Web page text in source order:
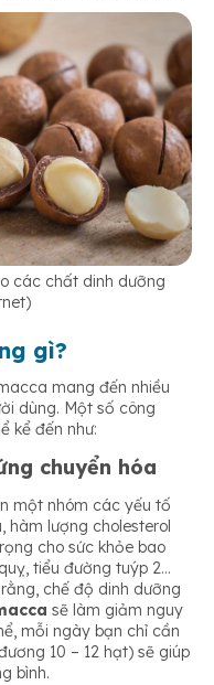
các chất dinh dưỡng
gì?
mang đến nhiều
dùng. Một số công
kể đến như:
chuyển hóa
một nhóm các yếu tố
hàm lượng cholesterol
cho sức khỏe bao
tiểu đường tuýp 2…
chế độ dinh dưỡng
sẽ làm giảm nguy
mỗi ngày bạn chỉ cần
10 – 12 hạt) sẽ giúp
bình.